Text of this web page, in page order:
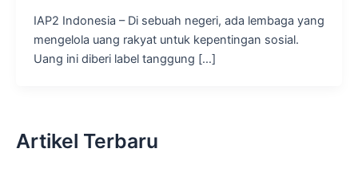
IAP2 Indonesia – Di sebuah negeri, ada lembaga yang
mengelola uang rakyat untuk kepentingan sosial.
Uang ini diberi label tanggung […]
Artikel Terbaru